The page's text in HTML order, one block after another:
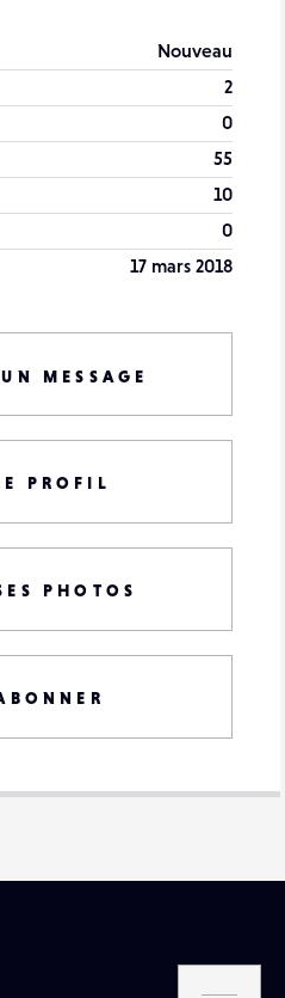
Nouveau
2
0
55
10
0
17 mars 2018
MESSAGE
PROFIL
PHOTOS